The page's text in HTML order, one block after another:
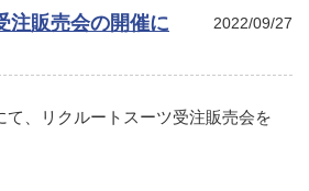
注販売会の開催に
2022/09/27
て、リクルートスーツ受注販売会を